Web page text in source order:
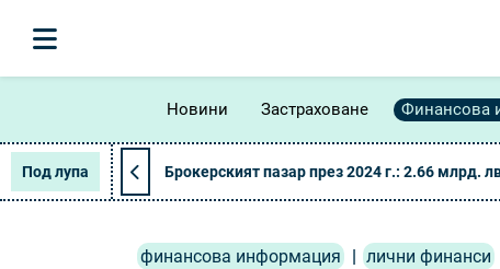
Новини Застраховане Финансова
Под лупа Брокерският пазар през 2024 г.: 2.66 млрд.
финансова информация | лични финанси